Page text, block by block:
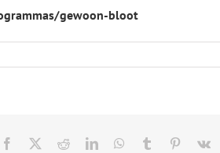
gewoon-bloot
Facebook RedditLinkedInWhatsApp
Tumblr Pinterest
Vk